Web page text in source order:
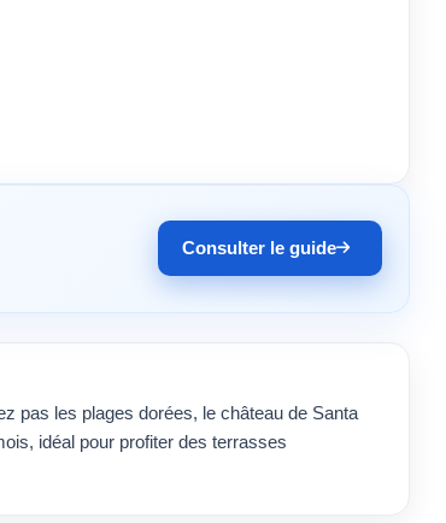
Consulter le guide
pas les plages dorées, le château de Santa
idéal pour profiter des terrasses